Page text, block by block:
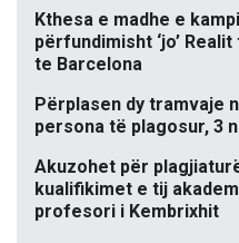
Kthesa e madhe e
përfundimisht ‘jo’
te Barcelona
Përplasen dy tramvaje
persona të plagosur, 3
Akuzohet për
kualifikimet e tij
profesori i Kembrixhit